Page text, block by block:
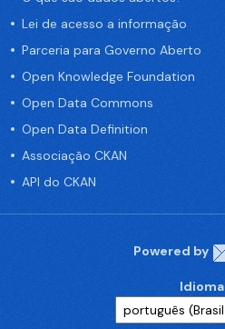
Lei de acesso a informação
Parceria para Governo Aberto
Open Knowledge Foundation
Open Data Commons
Open Data Definition
Associação CKAN
API do CKAN
Powered by
Idioma